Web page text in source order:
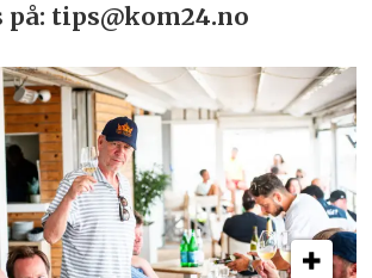
tips@kom24.no